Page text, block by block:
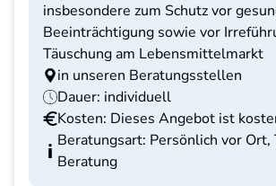
insbesondere zum Schutz vor
Beeinträchtigung sowie vor
Täuschung am Lebensmittelmarkt
in unseren Beratungsstellen
Dauer: individuell
Kosten: Dieses Angebot ist
Beratungsart: Persönlich vor Ort,
Beratung